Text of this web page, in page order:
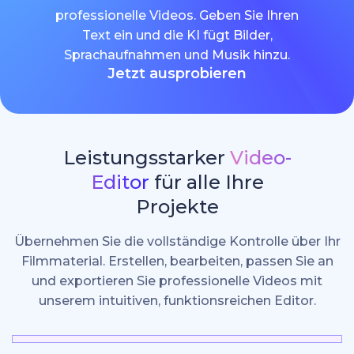
professionelle Videos. Geben Sie Ihren
Text ein und die KI fügt Bilder,
Sprachaufnahmen und Musik hinzu.
Jetzt ausprobieren
Leistungsstarker Video-
Editor für alle Ihre
Projekte
Übernehmen Sie die vollständige Kontrolle über Ihr
Filmmaterial. Erstellen, bearbeiten, passen Sie an
und exportieren Sie professionelle Videos mit
unserem intuitiven, funktionsreichen Editor.